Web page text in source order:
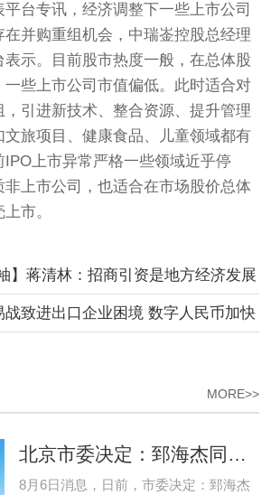
平台专讯，经济调整下一些上市公司
并购重组机会，中瑞崟控股总经理
示。目前股市热度一般，在总体股
些上市公司市值偏低。此时适合对
引进新技术、整合资源、提升管理
旅项目、健康食品、儿童领域都有
上市异常严格一些领域近乎停
非上市公司，也适合在市场股价总体
市。
】蒋清林：招商引资是地方经济发展
各级商会招商扶持
战致进出口企业困境 数字人民币加快
MORE>>
8月6日消息，日前，市委决定：郅海杰